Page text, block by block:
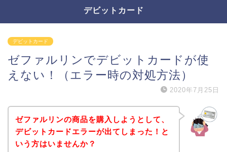
デビットカード
デビットカード
ゼファルリンでデビットカードが使
えない！（エラー時の対処方法）
2020年7月25日
ゼファルリンの商品を購入しようとして、
デビットカードエラーが出てしまった！と
いう方はいませんか？